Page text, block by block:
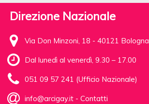
Direzione Nazionale
Via Don Minzoni, 18 - 40121 Bologna
Dal lunedì al venerdì, 9.30 – 17.00
051 09 57 241 (Ufficio Nazionale)
info@arcigay.it - Contatti